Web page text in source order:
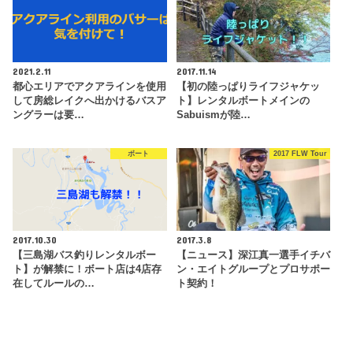
2021.2.11
都心エリアでアクアラインを使用
して房総レイクへ出かけるバスア
ングラーは要…
2017.11.14
【初の陸っぱりライフジャケッ
ト】レンタルボートメインの
Sabuismが陸…
ボート
2017.10.30
【三島湖バス釣りレンタルボー
ト】が解禁に！ボート店は4店存
在してルールの…
2017 FLW Tour
2017.3.8
【ニュース】深江真一選手イチバ
ン・エイトグループとプロサポー
ト契約！